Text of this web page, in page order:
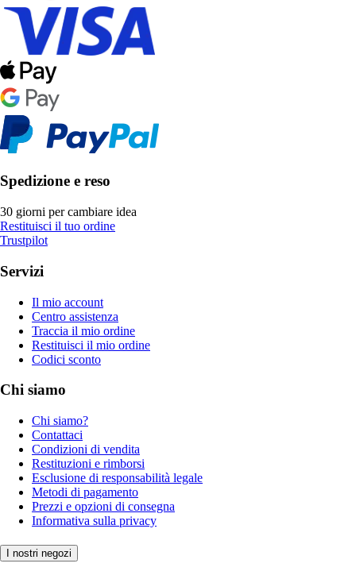
Spedizione e reso
30 giorni per cambiare idea
Restituisci il tuo ordine
Trustpilot
Servizi
Il mio account
Centro assistenza
Traccia il mio ordine
Restituisci il mio ordine
Codici sconto
Chi siamo
Chi siamo?
Contattaci
Condizioni di vendita
Restituzioni e rimborsi
Esclusione di responsabilità legale
Metodi di pagamento
Prezzi e opzioni di consegna
Informativa sulla privacy
I nostri negozi